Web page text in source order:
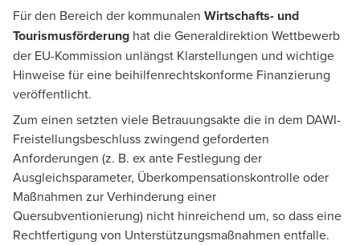
Für den Bereich der kommunalen Wirtschafts- und
Tourismusförderung hat die Generaldirektion Wettbewerb
der EU-Kommission unlängst Klarstellungen und wichtige
Hinweise für eine beihilfenrechtskonforme Finanzierung
veröffentlicht.
Zum einen setzten viele Betrauungsakte die in dem DAWI-
Freistellungsbeschluss zwingend geforderten
Anforderungen (z. B. ex ante Festlegung der
Ausgleichsparameter, Überkompensationskontrolle oder
Maßnahmen zur Verhinderung einer
Quersubventionierung) nicht hinreichend um, so dass eine
Rechtfertigung von Unterstützungsmaßnahmen entfalle.